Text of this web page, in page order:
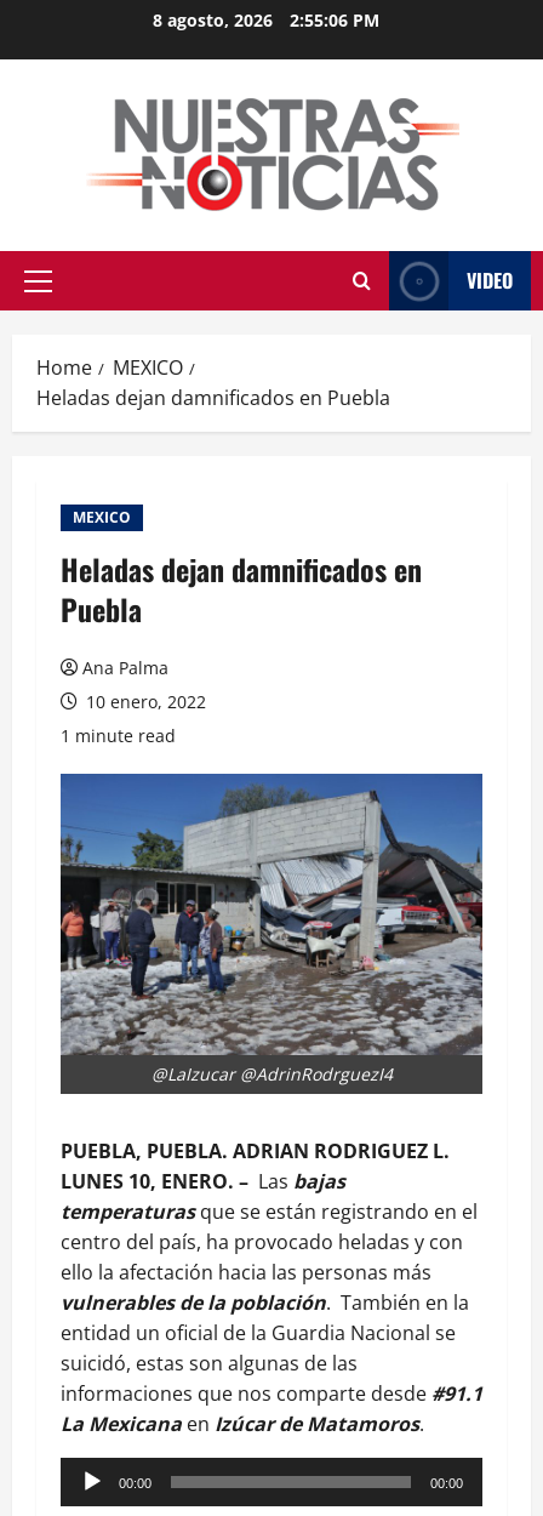
8 agosto, 2026 2:55:07 PM
Primary
VIDEO
Home
MEXICO
Heladas dejan damnificados en Puebla
MEXICO
Heladas dejan damnificados en
Puebla
Ana Palma
10 enero, 2022
1 minute read
@LaIzucar @AdrinRodrguezI4
PUEBLA, PUEBLA. ADRIAN RODRIGUEZ L.
LUNES 10, ENERO. – Las bajas
temperaturasque se están registrando en el
centro del país, ha provocado heladas y con
ello la afectación hacia las personas más
vulnerables de la población. También en la
entidad un oficial de la Guardia Nacional se
suicidó, estas son algunas de las
informaciones que nos comparte desde #91.1
La Mexicana en Izúcar de Matamoros.
Reproductor
de
00:00 00:00